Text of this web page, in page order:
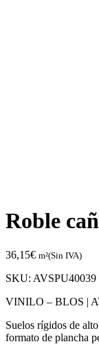
Roble
36,15€ m²(Sin IVA)
SKU: AVSPU40039
VINILO – BLOS |
Suelos rígidos de
formato de plancha